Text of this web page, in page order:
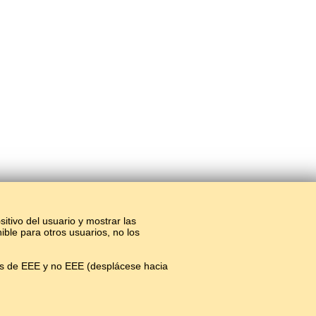
del usuario y mostrar las
para otros usuarios, no los
EEE y no EEE (desplácese hacia